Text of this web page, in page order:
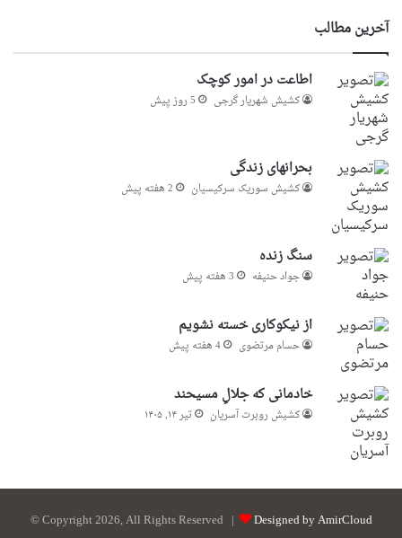
آخرین مطالب
اطاعت در امور کوچک
کشیش شهریار گرجى 5 روز پیش
بحرانهای زندگی
کشیش سوریک سرکیسیان 2 هفته پیش
سنگ زنده
جواد حنیفه 3 هفته پیش
از نیکوکاری خسته نشویم
حسام مرتضوی 4 هفته پیش
خادمانی که جلالِ مسیحند
کشیش روبرت آسریان تیر ۱۴, ۱۴۰۵
© Copyright 2026, All Rights Reserved | Designed by AmirCloud